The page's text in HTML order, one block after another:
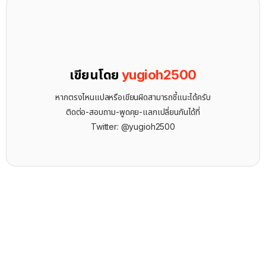
เขียนโดยyugioh2500
หากตรงไหนแปลหรือเขียนผิดสามารถชี้แนะได้ครับ
ติดต่อ-สอบถาม-พูดคุย-แลกเปลี่ยนกันได้ที่
Twitter: @yugioh2500